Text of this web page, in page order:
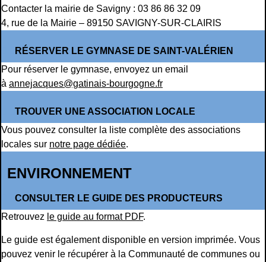
Contacter la mairie de Savigny : 03 86 86 32 09
4, rue de la Mairie – 89150 SAVIGNY-SUR-CLAIRIS
RÉSERVER LE GYMNASE DE SAINT-VALÉRIEN
Pour réserver le gymnase, envoyez un email
à annejacques@gatinais-bourgogne.fr
TROUVER UNE ASSOCIATION LOCALE
Vous pouvez consulter la liste complète des associations
locales sur notre page dédiée.
ENVIRONNEMENT
CONSULTER LE GUIDE DES PRODUCTEURS
Retrouvez le guide au format PDF.
Le guide est également disponible en version imprimée. Vous
pouvez venir le récupérer à la Communauté de communes ou